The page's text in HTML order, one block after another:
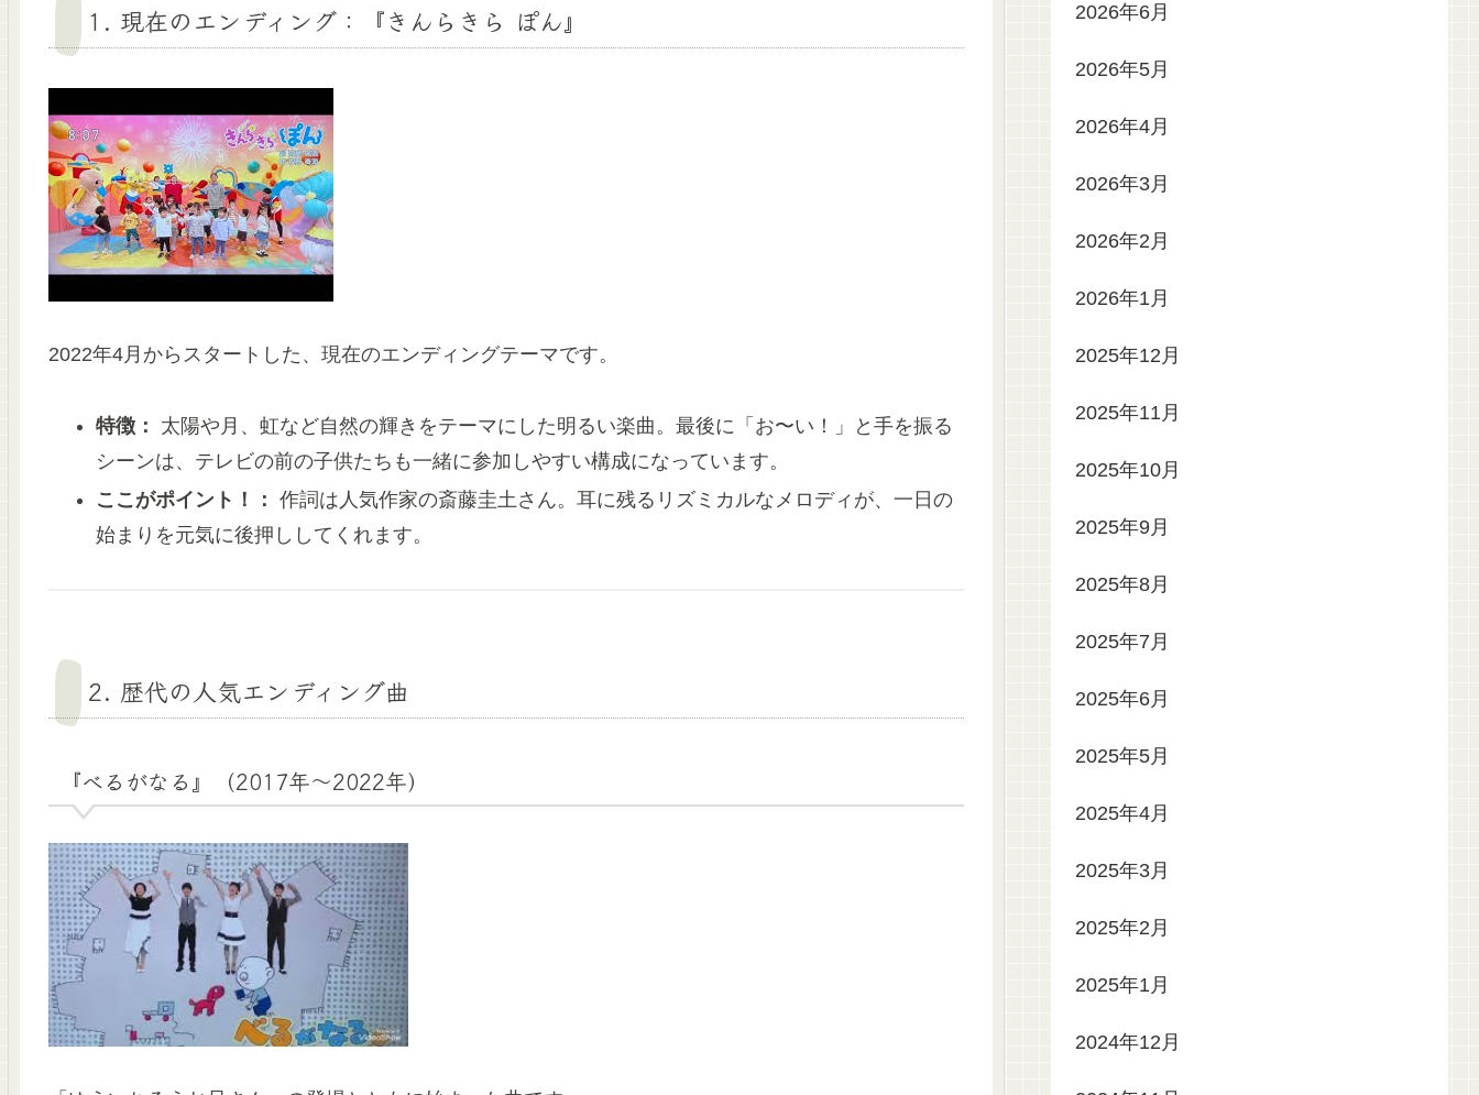
1. 現在のエンディング：『きんらきら ぽん』
2022年4月からスタートした、現在のエンディングテーマです。
特徴：
太陽や月、虹など自然の輝きをテーマにした明るい楽曲。最後に「お〜い！」と手を振る
シーンは、テレビの前の子供たちも一緒に参加しやすい構成になっています。
ここがポイント！： 作詞は人気作家の斎藤圭土さん。耳に残るリズミカルなメロディが、一日の
始まりを元気に後押ししてくれます。
2. 歴代の人気エンディング曲
『べるがなる』（2017年〜2022年）
2026年6月
2026年5月
2026年4月
2026年3月
2026年2月
2026年1月
2025年12月
2025年11月
2025年10月
2025年9月
2025年8月
2025年7月
2025年6月
2025年5月
2025年4月
2025年3月
2025年2月
2025年1月
2024年12月